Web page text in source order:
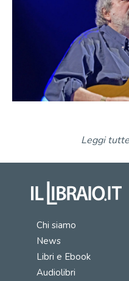
Leggi
Chi siamo
News
Libri e Ebook
Audiolibri